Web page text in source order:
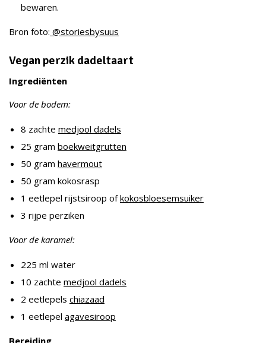
bewaren.
Bron foto: @storiesbysuus
Vegan perzik dadeltaart
Ingrediënten
Voor de bodem:
8 zachte medjool dadels
25 gram boekweitgrutten
50 gram havermout
50 gram kokosrasp
1 eetlepel rijstsiroop ofkokosbloesemsuiker
3 rijpe perziken
Voor de karamel:
225 ml water
10 zachte medjool dadels
2 eetlepels chiazaad
1 eetlepel agavesiroop